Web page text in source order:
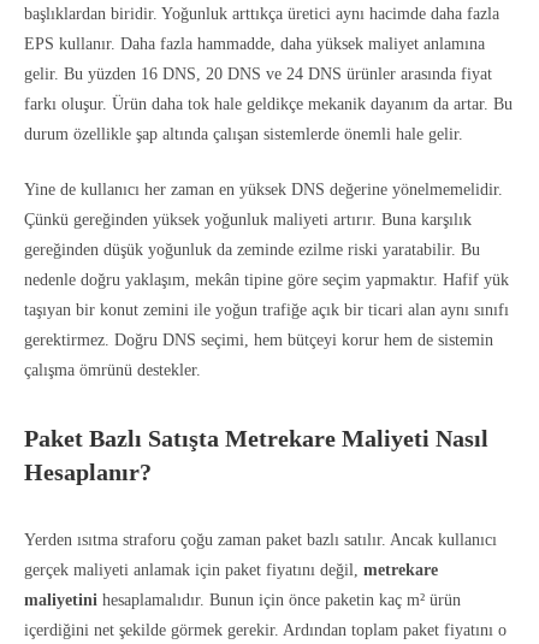
başlıklardan biridir. Yoğunluk arttıkça üretici aynı hacimde daha fazla
EPS kullanır. Daha fazla hammadde, daha yüksek maliyet anlamına
gelir. Bu yüzden 16 DNS, 20 DNS ve 24 DNS ürünler arasında fiyat
farkı oluşur. Ürün daha tok hale geldikçe mekanik dayanım da artar. Bu
durum özellikle şap altında çalışan sistemlerde önemli hale gelir.
Yine de kullanıcı her zaman en yüksek DNS değerine yönelmemelidir.
Çünkü gereğinden yüksek yoğunluk maliyeti artırır. Buna karşılık
gereğinden düşük yoğunluk da zeminde ezilme riski yaratabilir. Bu
nedenle doğru yaklaşım, mekân tipine göre seçim yapmaktır. Hafif yük
taşıyan bir konut zemini ile yoğun trafiğe açık bir ticari alan aynı sınıfı
gerektirmez. Doğru DNS seçimi, hem bütçeyi korur hem de sistemin
çalışma ömrünü destekler.
Paket Bazlı Satışta Metrekare Maliyeti Nasıl
Hesaplanır?
Yerden ısıtma straforu çoğu zaman paket bazlı satılır. Ancak kullanıcı
gerçek maliyeti anlamak için paket fiyatını değil, metrekare
maliyetini hesaplamalıdır. Bunun için önce paketin kaç m² ürün
içerdiğini net şekilde görmek gerekir. Ardından toplam paket fiyatını o